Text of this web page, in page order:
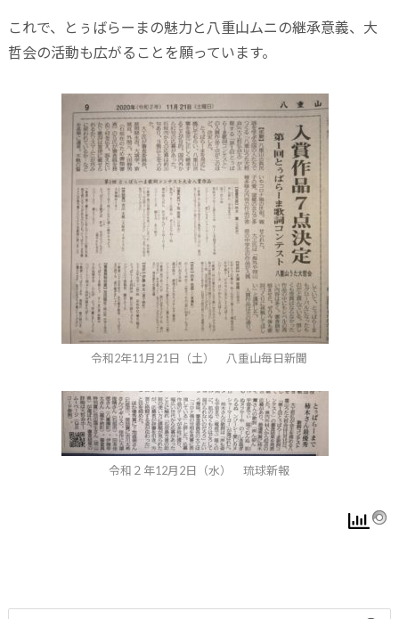
これで、とぅばらーまの魅力と八重山ムニの継承意義、大
哲会の活動も広がることを願っています。
令和2年11月21日（土） 八重山毎日新聞
令和２年12月2日（水） 琉球新報